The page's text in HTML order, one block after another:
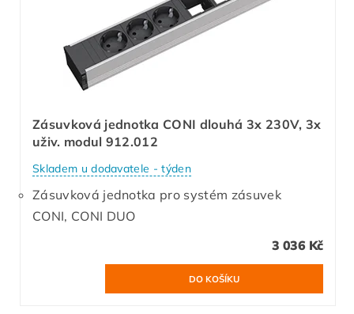
Zásuvková jednotka CONI dlouhá 3x 230V, 3x
uživ. modul 912.012
Skladem u dodavatele - týden
Zásuvková jednotka pro systém zásuvek
CONI, CONI DUO
3 036 Kč